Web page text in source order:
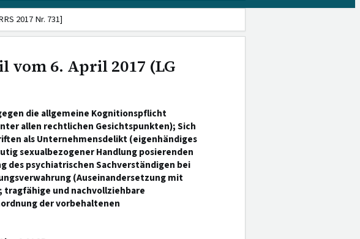
2017 Nr. 731]
vom 6. April 2017 (LG
die allgemeine Kognitionspflicht
allen rechtlichen Gesichtspunkten); Sich
als Unternehmensdelikt (eigenhändiges
sexualbezogener Handlung posierenden
des psychiatrischen Sachverständigen bei
(Auseinandersetzung mit
tragfähige und nachvollziehbare
der vorbehaltenen